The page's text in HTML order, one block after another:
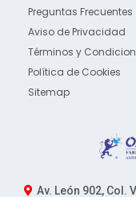
Preguntas Frecuentes
Aviso de Privacidad
Términos y
Política de Cookies
Sitemap
Av. León 902, Col.